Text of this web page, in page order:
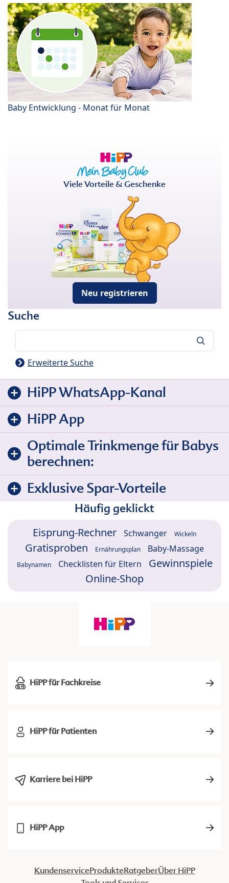
Baby Entwicklung - Monat für Monat
Viele Vorteile & Geschenke
Neu registrieren
Suche
Erweiterte Suche
HiPP WhatsApp-Kanal
HiPP App
Optimale Trinkmenge für Babys
berechnen:
Exklusive Spar-Vorteile
Häufig geklickt
Eisprung-Rechner Schwanger Wickeln
Gratisproben Ernährungsplan Baby-Massage
Babynamen Checklisten für Eltern
Gewinnspiele
Online-Shop
HiPP für Fachkreise
HiPP für Patienten
Karriere bei HiPP
HiPP App
KundenserviceProdukteRatgeberÜber HiPP